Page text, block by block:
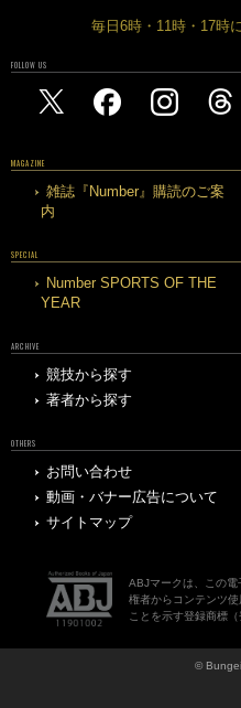
毎日6時・11時・17時
FOLLOW US
MAGAZINE
雑誌『Number』購読のご案
内
SPECIAL
Number SPORTS OF THE
YEAR
ARCHIVE
競技から探す
著者から探す
OTHERS
お問い合わせ
動画・バナー広告について
サイトマップ
ABJマークは、この
権者からコンテンツ
ことを示す登録商標
©